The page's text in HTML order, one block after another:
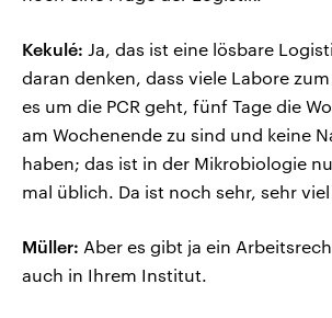
Kekulé: Ja, das ist eine lösbare
daran denken, dass viele Labore
es um die PCR geht, fünf Tage die
am Wochenende zu sind und keine
haben; das ist in der Mikrobiologie
mal üblich. Da ist noch sehr, sehr
Müller: Aber es gibt ja ein
auch in Ihrem Institut.